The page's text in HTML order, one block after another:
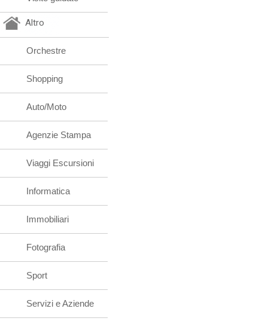
Altro
Orchestre
Shopping
Auto/Moto
Agenzie Stampa
Viaggi Escursioni
Informatica
Immobiliari
Fotografia
Sport
Servizi e Aziende